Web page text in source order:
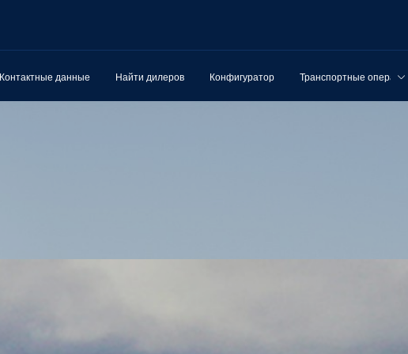
Контактные данные Найти дилеров Конфигуратор Транспортные